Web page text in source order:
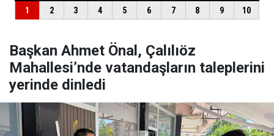
Başkan Ahmet Önal, Çalılıöz
Mahallesi’nde vatandaşların taleplerini
yerinde dinledi